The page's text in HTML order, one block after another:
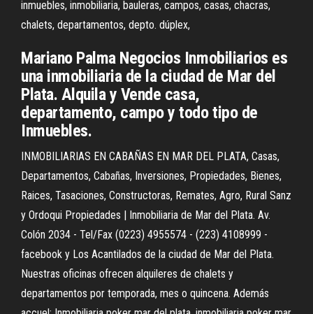
inmuebles, inmobiliaria, bauleras, campos, casas, chacras,
chalets, departamentos, depto. dúplex,
Mariano Palma Negocios Inmobiliarios es
una inmobiliaria de la ciudad de Mar del
Plata. Alquila y Vende casa,
departamento, campo y todo tipo de
Inmuebles.
INMOBILIARIAS EN CABAÑAS EN MAR DEL PLATA, Casas,
Departamentos, Cabañas, Inversiones, Propiedades, Bienes,
Raices, Tasaciones, Constructoras, Remates, Agro, Rural Sanz
y Ordoqui Propiedades | Inmobiliaria de Mar del Plata. Av.
Colón 2034 - Tel/Fax (0223) 4955574 - (223) 4108999 -
facebook y Los Acantilados de la ciudad de Mar del Plata.
Nuestras oficinas ofrecen alquileres de chalets y
departamentos por temporada, mes o quincena. Además